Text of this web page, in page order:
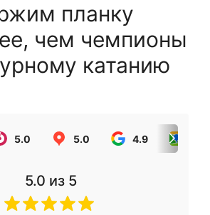
планку
чем чемпионы
катанию
5.0 5.0 4.9
5.0 из 5